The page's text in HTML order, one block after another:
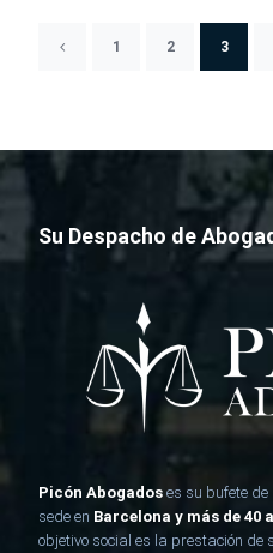
1 2 3
Su Despacho de
Picón Abogados es su bufete
sede en Barcelona y más de 40
objetivo social es la prestación de